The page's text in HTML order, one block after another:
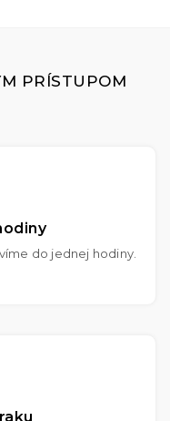
PRÍSTUPOM
do jednej hodiny.